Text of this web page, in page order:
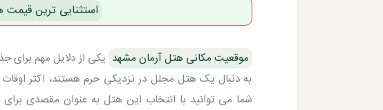
استثنایی ترین قیمت
موقعیت مکانی هتل آرمان مشهد یکی از دلایل مهم برای
به دنبال یک هتل مجلل در نزدیکی حرم هستند، اکثر
شما می توانید با انتخاب این هتل به عنوان مقصدی